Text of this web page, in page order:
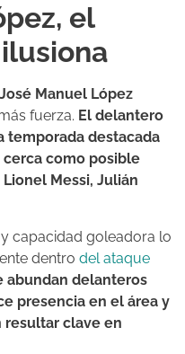
el
José Manuel López
fuerza. El delantero
temporada destacada
como posible
Messi, Julián
capacidad goleadora lo
dentro del ataque
abundan delanteros
presencia en el área y
resultar clave en